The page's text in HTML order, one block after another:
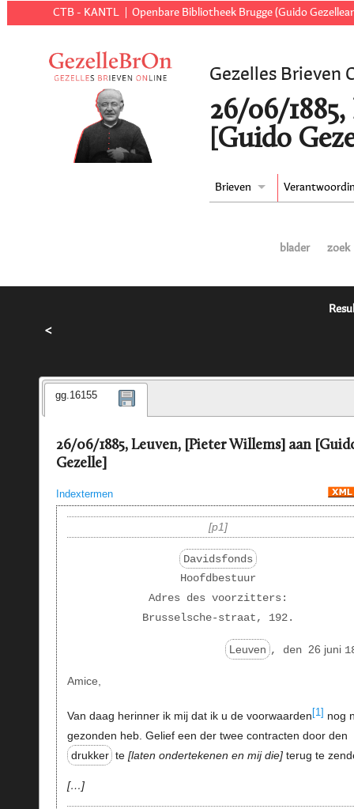
CTB - KANTL Openbare Bibliotheek Brugge (Guido
Gezelles Brieven
26/06/
[Guido
Brieven
blader zoek
<
gg.16155
26/06/1885, Leuven, [Pieter Willems] aan
Gezelle]
Indextermen
p1
Davidsfonds
Hoofdbestuur
Adres des voorzitters:
Brusselsche-straat, 192.
Leuven , den 26 juni
Amice,
Van daag herinner ik mij dat ik u de voorwaarden [1]
nog
gezonden heb. Gelief een der twee contracten door den
drukker te laten ondertekenen en mij die terug te
…